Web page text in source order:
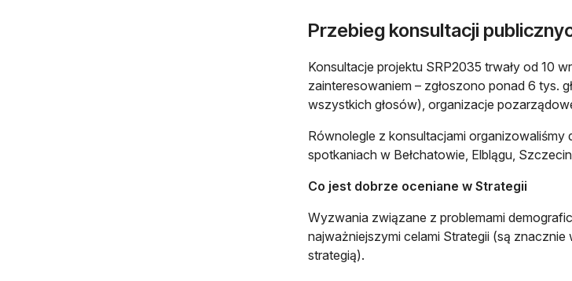
Przebieg konsultacji
Konsultacje projektu SRP2035 trwały od 10
zainteresowaniem – zgłoszono ponad 6 tys.
wszystkich głosów), organizacje
Równolegle z konsultacjami
spotkaniach w Bełchatowie, Elblągu,
Co jest dobrze oceniane w Strategii
Wyzwania związane z problemami
najważniejszymi celami Strategii (są
strategią).